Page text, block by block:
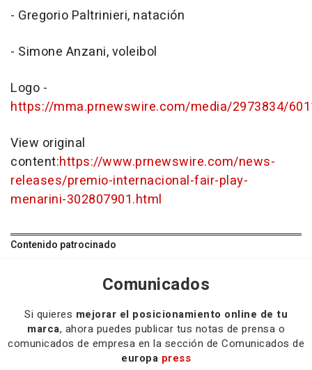
- Gregorio Paltrinieri, natación
- Simone Anzani, voleibol
Logo -
https://mma.prnewswire.com/media/2973834/
View original
content:https://www.prnewswire.com/news-
releases/premio-internacional-fair-play-
menarini-302807901.html
Contenido patrocinado
Comunicados
Si quieres mejorar el posicionamiento online de tu
marca, ahora puedes publicar tus notas de prensa o
comunicados de empresa en la sección de Comunicados de
europa press